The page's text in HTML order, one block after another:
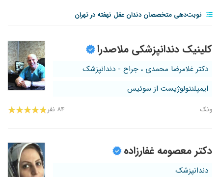
نوبت‌دهی متخصصان دندان عقل نهفته در تهران
کلینیک دندانپزشکی ملاصدرا
دکتر غلامرضا محمدی ، جراح - دندانپزشک
ایمپلنتولوژیست از سوئیس
ونک ۸۴ نفر
دکتر معصومه غفارزاده
دندانپزشک